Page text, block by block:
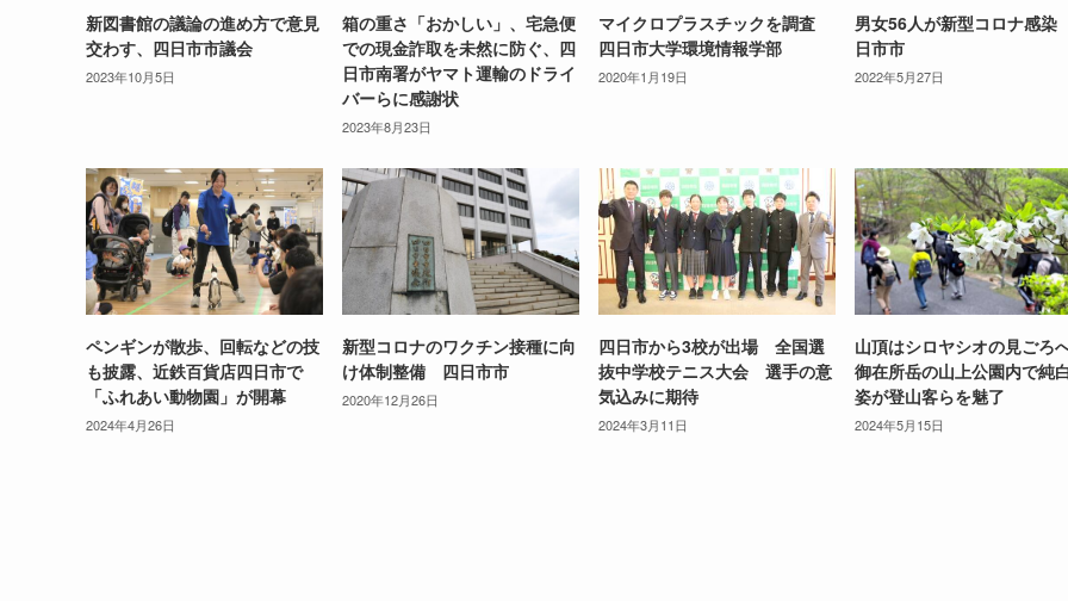
新図書館の議論の進め方で意見
交わす、四日市市議会
2023年10月5日
箱の重さ「おかしい」、宅急便
での現金詐取を未然に防ぐ、四
日市南署がヤマト運輸のドライ
バーらに感謝状
2023年8月23日
マイクロプラスチックを調査
四日市大学環境情報学部
2020年1月19日
男女56人が新型コロナ感
日市市
2022年5月27日
ペンギンが散歩、回転などの技
も披露、近鉄百貨店四日市で
「ふれあい動物園」が開幕
2024年4月26日
新型コロナのワクチン接種に向
け体制整備 四日市市
2020年12月26日
四日市から3校が出場 全国選
抜中学校テニス大会 選手の意
気込みに期待
2024年3月11日
山頂はシロヤシオの見ごろ
御在所岳の山上公園内で純
姿が登山客らを魅了
2024年5月15日